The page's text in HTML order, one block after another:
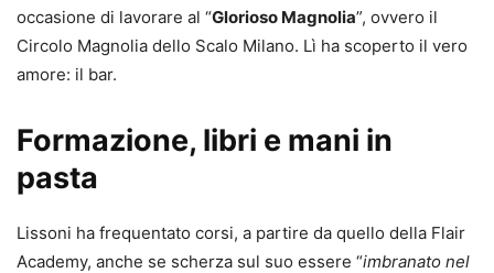
occasione di lavorare al “Glorioso Magnolia”, ovvero il
Circolo Magnolia dello Scalo Milano. Lì ha scoperto il vero
amore: il bar.
Formazione, libri e mani in
pasta
Lissoni ha frequentato corsi, a partire da quello della Flair
Academy, anche se scherza sul suo essere “imbranato nel